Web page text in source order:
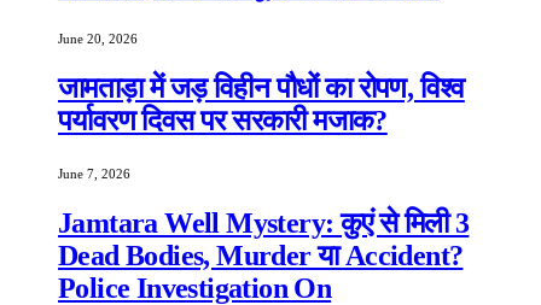
June 20, 2026
जामताड़ा में जड़ विहीन पौधों का रोपण, विश्व
पर्यावरण दिवस पर सरकारी मजाक?
June 7, 2026
Jamtara Well Mystery: कुएं से मिली 3
Dead Bodies, Murder या Accident?
Police Investigation On